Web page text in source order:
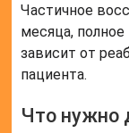
Частичное
месяца,
зависит от
пациента.
Что нужно